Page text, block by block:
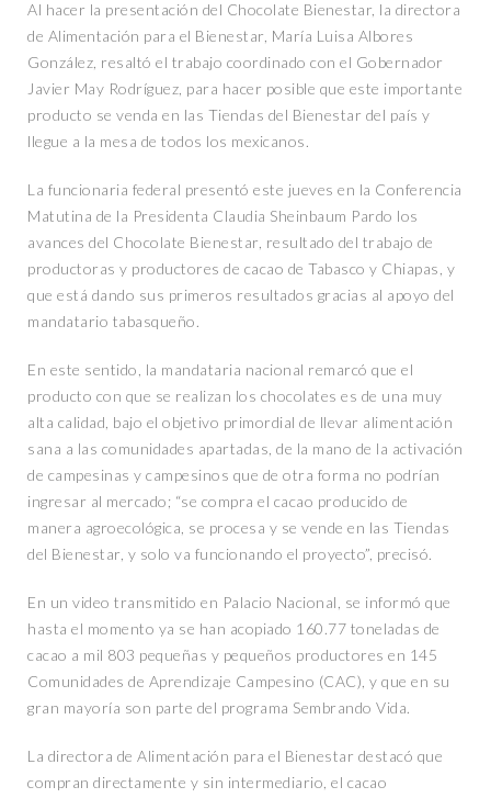
Al hacer la presentación del Chocolate Bienestar, la directora
de Alimentación para el Bienestar, María Luisa Albores
González, resaltó el trabajo coordinado con el Gobernador
Javier May Rodríguez, para hacer posible que este importante
producto se venda en las Tiendas del Bienestar del país y
llegue a la mesa de todos los mexicanos.
La funcionaria federal presentó este jueves en la Conferencia
Matutina de la Presidenta Claudia Sheinbaum Pardo los
avances del Chocolate Bienestar, resultado del trabajo de
productoras y productores de cacao de Tabasco y Chiapas, y
que está dando sus primeros resultados gracias al apoyo del
mandatario tabasqueño.
En este sentido, la mandataria nacional remarcó que el
producto con que se realizan los chocolates es de una muy
alta calidad, bajo el objetivo primordial de llevar alimentación
sana a las comunidades apartadas, de la mano de la activación
de campesinas y campesinos que de otra forma no podrían
ingresar al mercado; “se compra el cacao producido de
manera agroecológica, se procesa y se vende en las Tiendas
del Bienestar, y solo va funcionando el proyecto”, precisó.
En un video transmitido en Palacio Nacional, se informó que
hasta el momento ya se han acopiado 160.77 toneladas de
cacao a mil 803 pequeñas y pequeños productores en 145
Comunidades de Aprendizaje Campesino (CAC), y que en su
gran mayoría son parte del programa Sembrando Vida.
La directora de Alimentación para el Bienestar destacó que
compran directamente y sin intermediario, el cacao